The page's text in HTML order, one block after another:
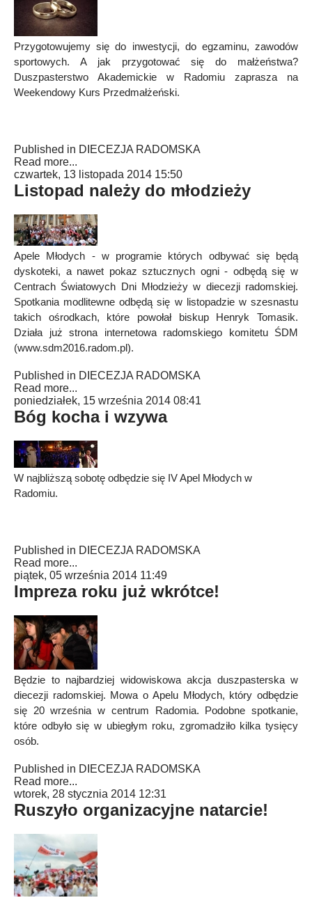
Przygotowujemy się do inwestycji, do egzaminu, zawodów
sportowych. A jak przygotować się do małżeństwa?
Duszpasterstwo Akademickie w Radomiu zaprasza na
Weekendowy Kurs Przedmałżeński.
Published in DIECEZJA RADOMSKA
Read more...
czwartek, 13 listopada 2014 15:50
Listopad należy do młodzieży
Apele Młodych - w programie których odbywać się będą
dyskoteki, a nawet pokaz sztucznych ogni - odbędą się w
Centrach Światowych Dni Młodzieży w diecezji radomskiej.
Spotkania modlitewne odbędą się w listopadzie w szesnastu
takich ośrodkach, które powołał biskup Henryk Tomasik.
Działa już strona internetowa radomskiego komitetu ŚDM
(www.sdm2016.radom.pl).
Published in DIECEZJA RADOMSKA
Read more...
poniedziałek, 15 września 2014 08:41
Bóg kocha i wzywa
W najbliższą sobotę odbędzie się IV Apel Młodych w
Radomiu.
Published in DIECEZJA RADOMSKA
Read more...
piątek, 05 września 2014 11:49
Impreza roku już wkrótce!
Będzie to najbardziej widowiskowa akcja duszpasterska w
diecezji radomskiej. Mowa o Apelu Młodych, który odbędzie
się 20 września w centrum Radomia. Podobne spotkanie,
które odbyło się w ubiegłym roku, zgromadziło kilka tysięcy
osób.
Published in DIECEZJA RADOMSKA
Read more...
wtorek, 28 stycznia 2014 12:31
Ruszyło organizacyjne natarcie!